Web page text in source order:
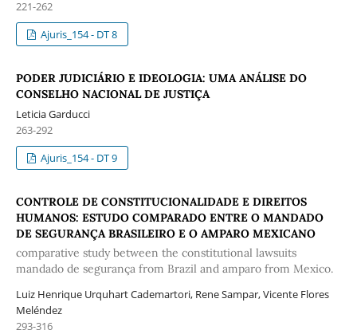
221-262
Ajuris_154 - DT 8
PODER JUDICIÁRIO E IDEOLOGIA: UMA ANÁLISE DO
CONSELHO NACIONAL DE JUSTIÇA
Leticia Garducci
263-292
Ajuris_154 - DT 9
CONTROLE DE CONSTITUCIONALIDADE E DIREITOS
HUMANOS: ESTUDO COMPARADO ENTRE O MANDADO
DE SEGURANÇA BRASILEIRO E O AMPARO MEXICANO
comparative study between the constitutional lawsuits
mandado de segurança from Brazil and amparo from Mexico.
Luiz Henrique Urquhart Cademartori, Rene Sampar, Vicente Flores
Meléndez
293-316